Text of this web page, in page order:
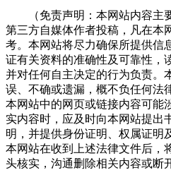
（免责声明：本网站内容主
第三方自媒体作者投稿，凡在本
考。本网站将尽力确保所提供信
证有关资料的准确性及可靠性，
并对任何自主决定的行为负责。
误、不确或遗漏，概不负任何法
本网站中的网页或链接内容可能
实内容时，应及时向本网站提出
明，并提供身份证明、权属证明
本网站在收到上述法律文件后，
头核实，沟通删除相关内容或断